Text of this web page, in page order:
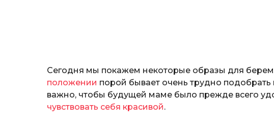
Сегодня мы покажем некоторые образы для
положении порой бывает очень трудно
важно, чтобы будущей маме было прежде всего
чувствовать себя красивой.